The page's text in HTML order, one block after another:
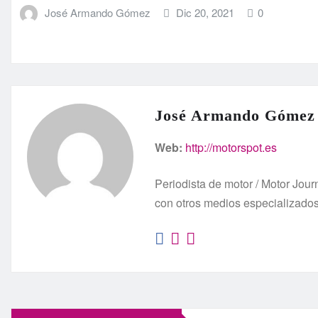
José Armando Gómez Dic 20, 2021 0
José Armando Gómez
Web: http://motorspot.es
Periodista de motor / Motor
con otros medios